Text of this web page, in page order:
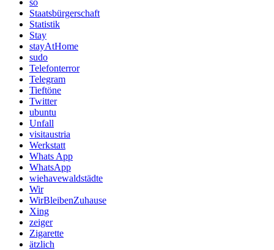
Staatsbürgerschaft
Statistik
Stay
stayAtHome
sudo
Telefonterror
Telegram
Tieftöne
Twitter
ubuntu
Unfall
visitaustria
Werkstatt
Whats App
WhatsApp
wiehavewaldstädte
Wir
WirBleibenZuhause
Xing
zeiger
Zigarette
ätzlich